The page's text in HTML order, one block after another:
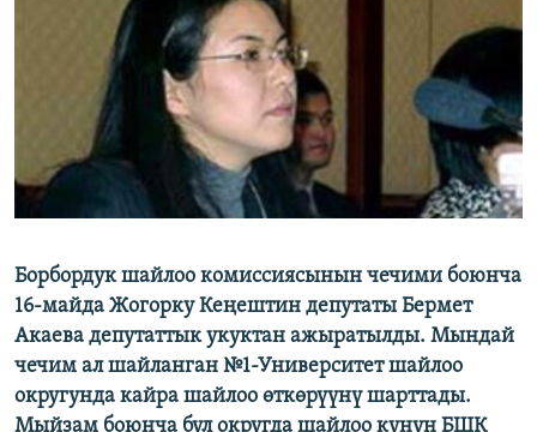
ЫҢГАЙСЫЗ СУРООЛОР
ЭЕ/АРнун бардык сайттары
Борбордук шайлоо комиссиясынын чечими боюнча
16-майда Жогорку Кеңештин депутаты Бермет
Акаева депутаттык укуктан ажыратылды. Мындай
чечим ал шайланган №1-Университет шайлоо
округунда кайра шайлоо өткөрүүнү шарттады.
Мыйзам боюнча бул округда шайлоо күнүн БШК